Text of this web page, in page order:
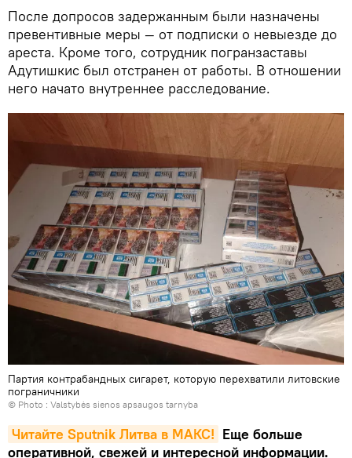
После допросов задержанным были назначены
превентивные меры — от подписки о невыезде до
ареста. Кроме того, сотрудник погранзаставы
Адутишкис был отстранен от работы. В отношении
него начато внутреннее расследование.
Партия контрабандных сигарет, которую перехватили литовские
пограничники
© Photo : Valstybės sienos apsaugos tarnyba
Читайте Sputnik Литва в MAКС! Еще больше
оперативной, свежей и интересной информации.